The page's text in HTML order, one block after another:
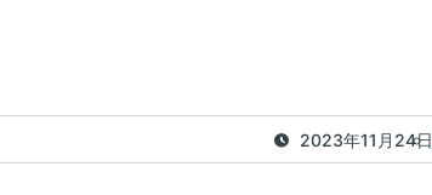
2023年11月24日